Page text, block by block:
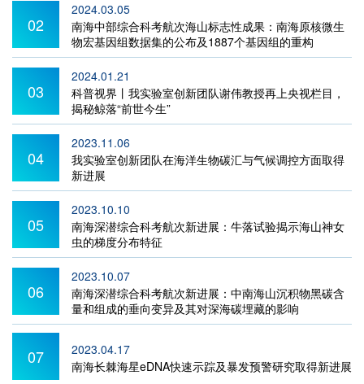
02
2024.03.05
南海中部综合科考航次海山标志性成果：南海原核微生
物宏基因组数据集的公布及1887个基因组的重构
03
2024.01.21
科普视界丨我实验室创新团队谢伟教授再上央视栏目，
揭秘鲸落“前世今生”
04
2023.11.06
我实验室创新团队在海洋生物碳汇与气候调控方面取得
新进展
05
2023.10.10
南海深潜综合科考航次新进展：牛落试验揭示海山神女
虫的梯度分布特征
06
2023.10.07
南海深潜综合科考航次新进展：中南海山沉积物黑碳含
量和组成的垂向变异及其对深海碳埋藏的影响
07
2023.04.17
南海长棘海星eDNA快速示踪及暴发预警研究取得新进展